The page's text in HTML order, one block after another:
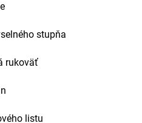
stupňa
rukoväť
listu